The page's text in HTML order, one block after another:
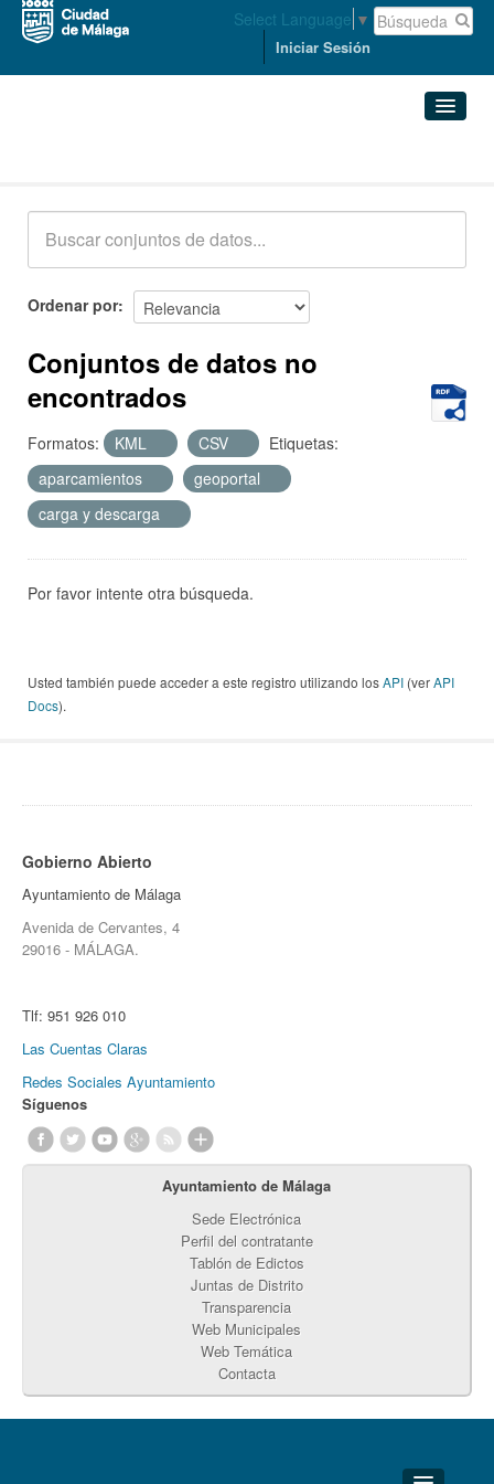
Select Language ▼
Iniciar Sesión
Acerca de
Ordenar por
Conjuntos de datos no
encontrados
Formatos: KML CSV
Etiquetas:
aparcamientos
geoportal
carga y descarga
Por favor intente otra búsqueda.
Usted también puede acceder a este registro utilizando losAPI (verAPI
Docs).
Gobierno Abierto
Ayuntamiento de Málaga
Avenida de Cervantes, 4
29016 - MÁLAGA.
Tlf: 951 926 010
Las Cuentas Claras
Redes Sociales Ayuntamiento
Síguenos
Ayuntamiento de Málaga
Sede Electrónica
Perfil del contratante
Tablón de Edictos
Juntas de Distrito
Transparencia
Web Municipales
Web Temática
Contacta